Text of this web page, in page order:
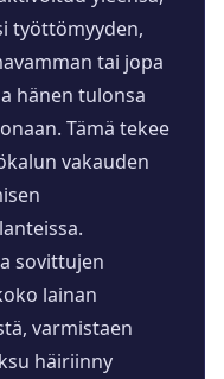
työttömyyden,
tai jopa
hänen tulonsa
Tämä tekee
vakauden
sovittujen
lainan
varmistaen
häiriinny